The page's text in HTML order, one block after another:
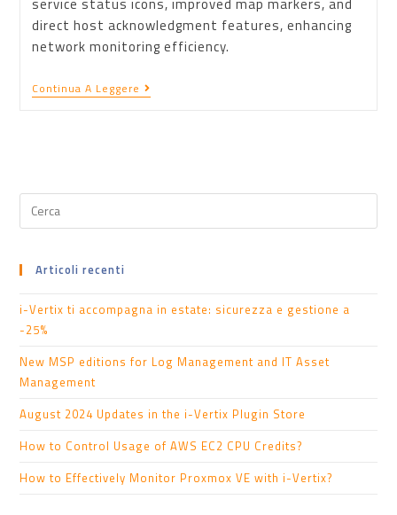
direct host acknowledgment features, enhancing
network monitoring efficiency.
Continua A Leggere
Articoli recenti
i-Vertix ti accompagna in estate: sicurezza e gestione a
-25%
New MSP editions for Log Management and IT Asset
Management
August 2024 Updates in the i-Vertix Plugin Store
How to Control Usage of AWS EC2 CPU Credits?
How to Effectively Monitor Proxmox VE with i-Vertix?